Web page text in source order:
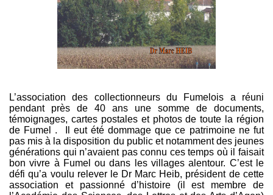
L’association des collectionneurs du Fumelois a réuni
pendant près de 40 ans une somme de documents,
témoignages, cartes postales et photos de toute la région
de Fumel . Il eut été dommage que ce patrimoine ne fut
pas mis à la disposition du public et notamment des jeunes
générations qui n’avaient pas connu ces temps où il faisait
bon vivre à Fumel ou dans les villages alentour. C’est le
défi qu’a voulu relever le Dr Marc Heib, président de cette
association et passionné d’histoire (il est membre de